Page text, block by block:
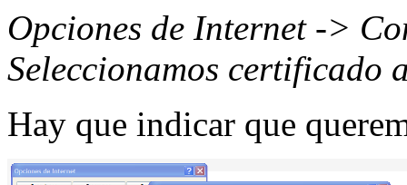
Opciones de Internet ->
Seleccionamos
Hay que indicar que